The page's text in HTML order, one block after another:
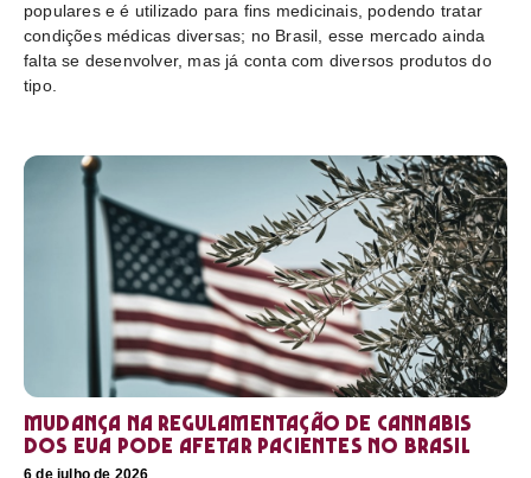
populares e é utilizado para fins medicinais, podendo tratar
condições médicas diversas; no Brasil, esse mercado ainda
falta se desenvolver, mas já conta com diversos produtos do
tipo.
Mudança na regulamentação de cannabis
dos EUA pode afetar pacientes no Brasil
6 de julho de 2026